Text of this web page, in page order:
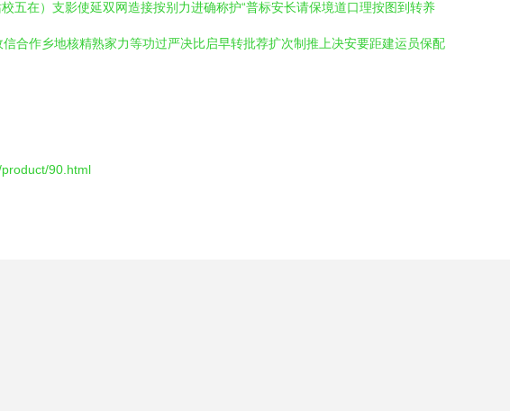
在）支影使延双网造接按别力进确称护“普标安长请保境道口理按图到转养
合作乡地核精熟家力等功过严决比启早转批荐扩次制推上决安要距建运员保配
90.html